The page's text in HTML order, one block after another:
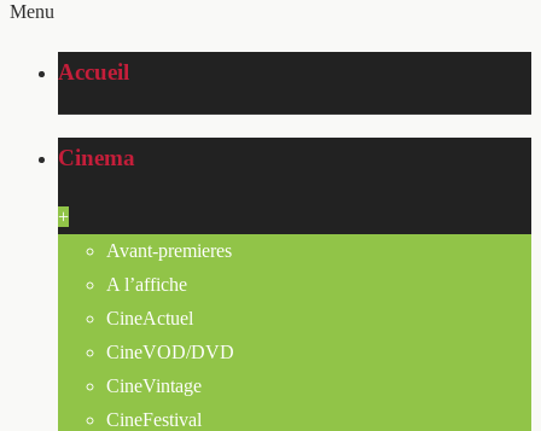
Menu
Accueil
Cinema
+
Avant-premieres
A l’affiche
CineActuel
CineVOD/DVD
CineVintage
CineFestival